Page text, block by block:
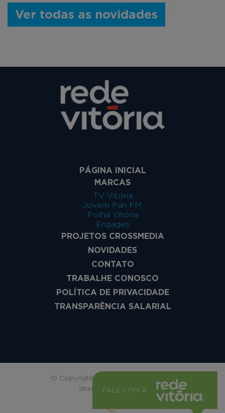
Ver todas as novidades
FALE COM A
PÁGINA INICIAL
MARCAS
TV Vitória
Jovem Pan FM
Folha Vitória
Engages
PROJETOS CROSSMEDIA
NOVIDADES
CONTATO
TRABALHE CONOSCO
POLÍTICA DE PRIVACIDADE
TRANSPARÊNCIA SALARIAL
© Copyright Rede Vitória. Todos os
direitos reservados.